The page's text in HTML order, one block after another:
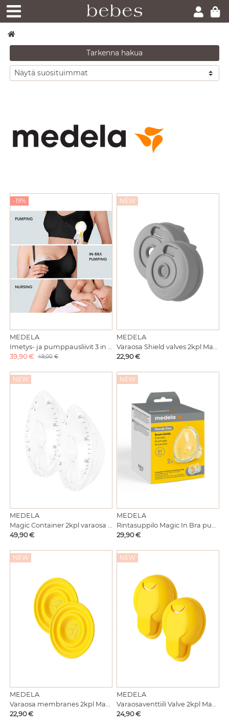
Tarkenna hakua
-19%
MEDELA
Alennettu hinta
39,90 € Alkuperäinen hinta
49,00 €
NEW
MEDELA
Varaosa Shield valves 2kpl Magic InBra pumppuun
Hinta
22,90 €
NEW
MEDELA
Magic Container 2kpl varaosa Magic InBra pumppuun
Hinta
49,90 €
NEW
MEDELA
Rintasuppilo Magic In Bra pumppuun 2kpl 21mm
Hinta
29,90 €
NEW
MEDELA
Hinta
22,90 €
NEW
MEDELA
Hinta
24,90 €